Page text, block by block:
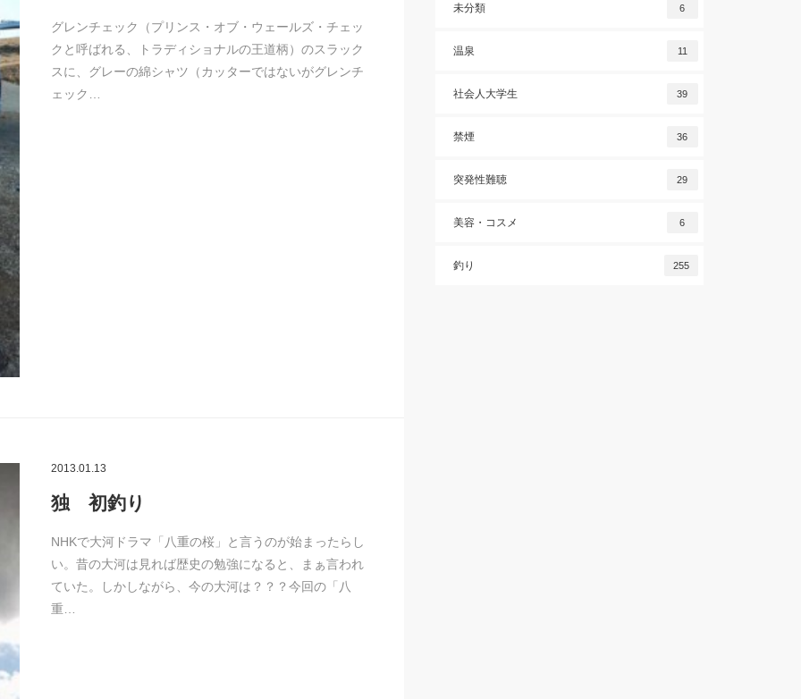
グレンチェック（プリンス・オブ・ウェールズ・チェッ
クと呼ばれる、トラディショナルの王道柄）のスラック
スに、グレーの綿シャツ（カッターではないがグレンチ
ェック…
2013.01.13
独 初釣り
NHKで大河ドラマ「八重の桜」と言うのが始まったらし
い。昔の大河は見れば歴史の勉強になると、まぁ言われ
ていた。しかしながら、今の大河は？？？今回の「八
重…
未分類 6
温泉 11
社会人大学生 39
禁煙 36
突発性難聴 29
美容・コスメ 6
釣り 255